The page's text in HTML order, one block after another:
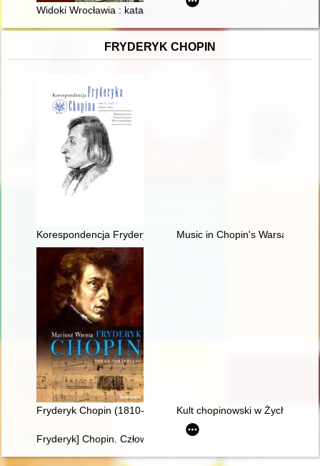
Widoki Wrocławia : katalog zbiorów dawnej pocztówki
FRYDERYK CHOPIN
Korespondencja Fryderyka Chopina. T. 3 cz. 1,
Music in Chopin's Warsaw
Fryderyk Chopin (1810-1849). Poeta fortepianu
Kult chopinowski w Żychlinie
Fryderyk] Chopin. Człowiek, dzieło, rezonans